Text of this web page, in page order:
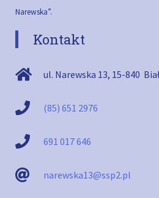
Narewska”.
Kontakt
ul. Narewska 13, 15-840
(85) 651 2976
691 017 646
narewska13@ssp2.pl